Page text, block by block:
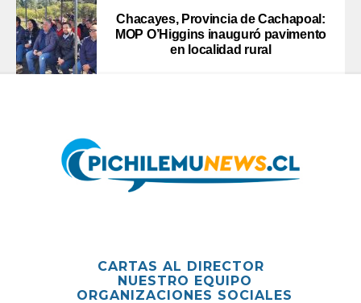
Chacayes, Provincia de Cachapoal:
MOP O’Higgins inauguró pavimento
en localidad rural
CARTAS AL DIRECTOR
NUESTRO EQUIPO
ORGANIZACIONES SOCIALES